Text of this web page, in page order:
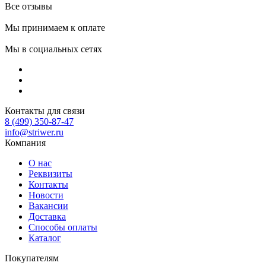
Все отзывы
Мы принимаем к оплате
Мы в социальных сетях
Контакты для связи
8 (499) 350-87-47
info@striwer.ru
Компания
О нас
Реквизиты
Контакты
Новости
Вакансии
Доставка
Способы оплаты
Каталог
Покупателям